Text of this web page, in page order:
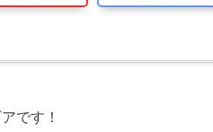
です！